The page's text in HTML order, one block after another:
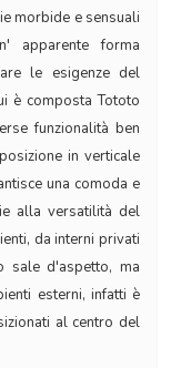
morbide e sensuali
apparente forma
le esigenze del
è composta Tototo
funzionalità ben
in verticale
una comoda e
alla versatilità del
da interni privati
sale d'aspetto, ma
esterni, infatti è
al centro del